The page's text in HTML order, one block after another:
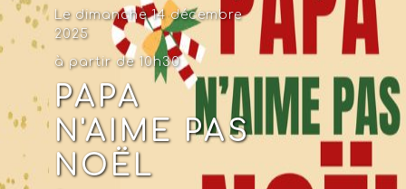
Le dimanche 14 décembre
2025
à partir de 10h30
PAPA
N'AIME PAS
NOËL